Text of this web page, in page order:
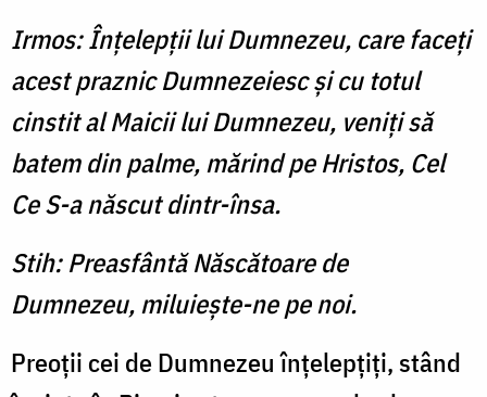
Irmos: Înţelepţii lui Dumnezeu, care faceţi
acest praznic Dumnezeiesc şi cu totul
cinstit al Maicii lui Dumnezeu, veniţi să
batem din palme, mărind pe Hristos, Cel
Ce S-a născut dintr-însa.
Stih: Preasfântă Născătoare de
Dumnezeu, miluieşte-ne pe noi.
Preoţii cei de Dumnezeu înţelepţiţi, stând